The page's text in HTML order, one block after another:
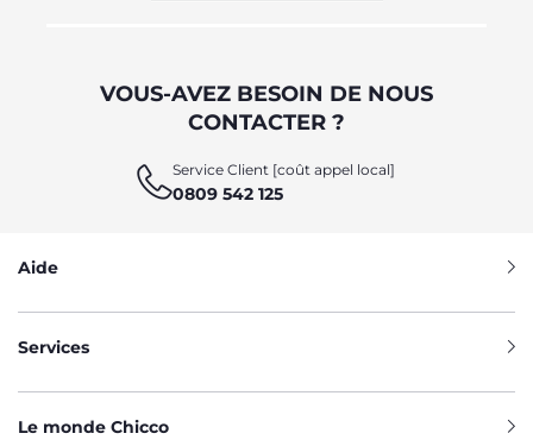
VOUS-AVEZ BESOIN DE NOUS
CONTACTER ?
Service Client [coût appel local]
0809 542 125
Aide
Services
Le monde Chicco